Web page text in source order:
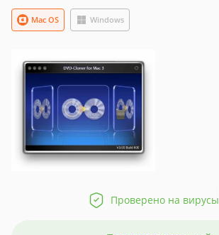
Windows
Mac OS
Проверено на вирусы